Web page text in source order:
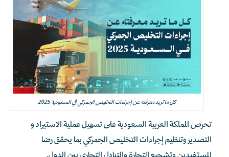
كل ما تريد معرفته عن إجراءات التخليص الجمركي في السعودية 2025
تحرص المملكة العربية السعودية على تسهيل عملية الاستيراد و
التصدير وتنظيم إجراءات التخليص الجمركي بما يحقق رضا